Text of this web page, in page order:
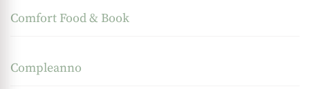
Comfort Food & Book
Compleanno